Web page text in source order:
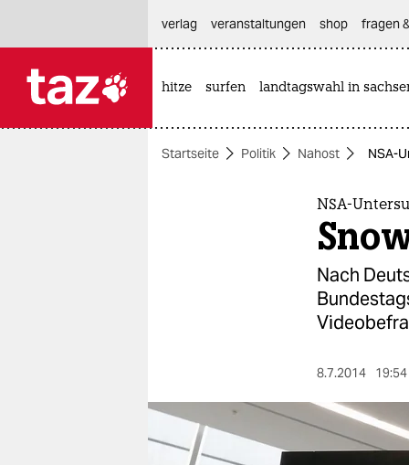
themen
berlin
nord
verlag
veranstaltungen shop fragen
hitze surfen landtagswahl in
Startseite Politik Nahost NSA-
NSA-
Nach
8.7.2014